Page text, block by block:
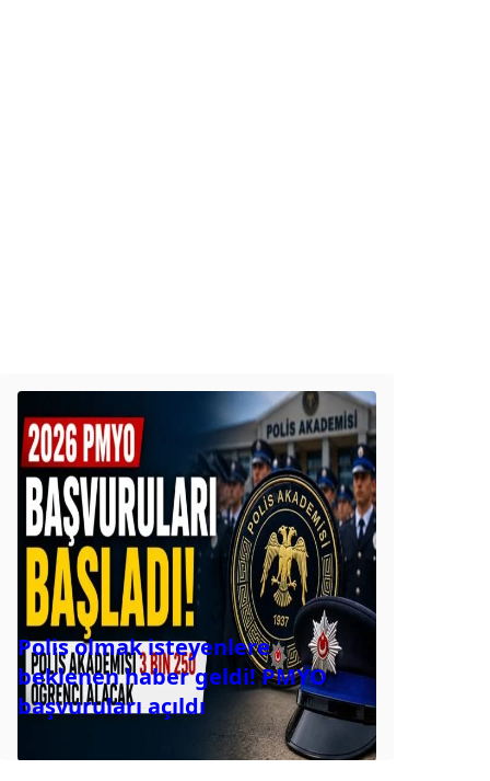
Polis olmak isteyenlere
beklenen haber geldi! PMYO
başvuruları açıldı